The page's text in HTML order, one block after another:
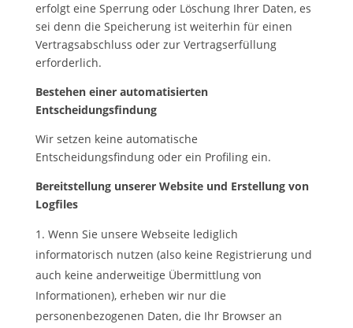
erfolgt eine Sperrung oder Löschung Ihrer Daten, es
sei denn die Speicherung ist weiterhin für einen
Vertragsabschluss oder zur Vertragserfüllung
erforderlich.
Bestehen einer automatisierten
Entscheidungsfindung
Wir setzen keine automatische
Entscheidungsfindung oder ein Profiling ein.
Bereitstellung unserer Website und Erstellung von
Logfiles
Wenn Sie unsere Webseite lediglich
informatorisch nutzen (also keine Registrierung und
auch keine anderweitige Übermittlung von
Informationen), erheben wir nur die
personenbezogenen Daten, die Ihr Browser an